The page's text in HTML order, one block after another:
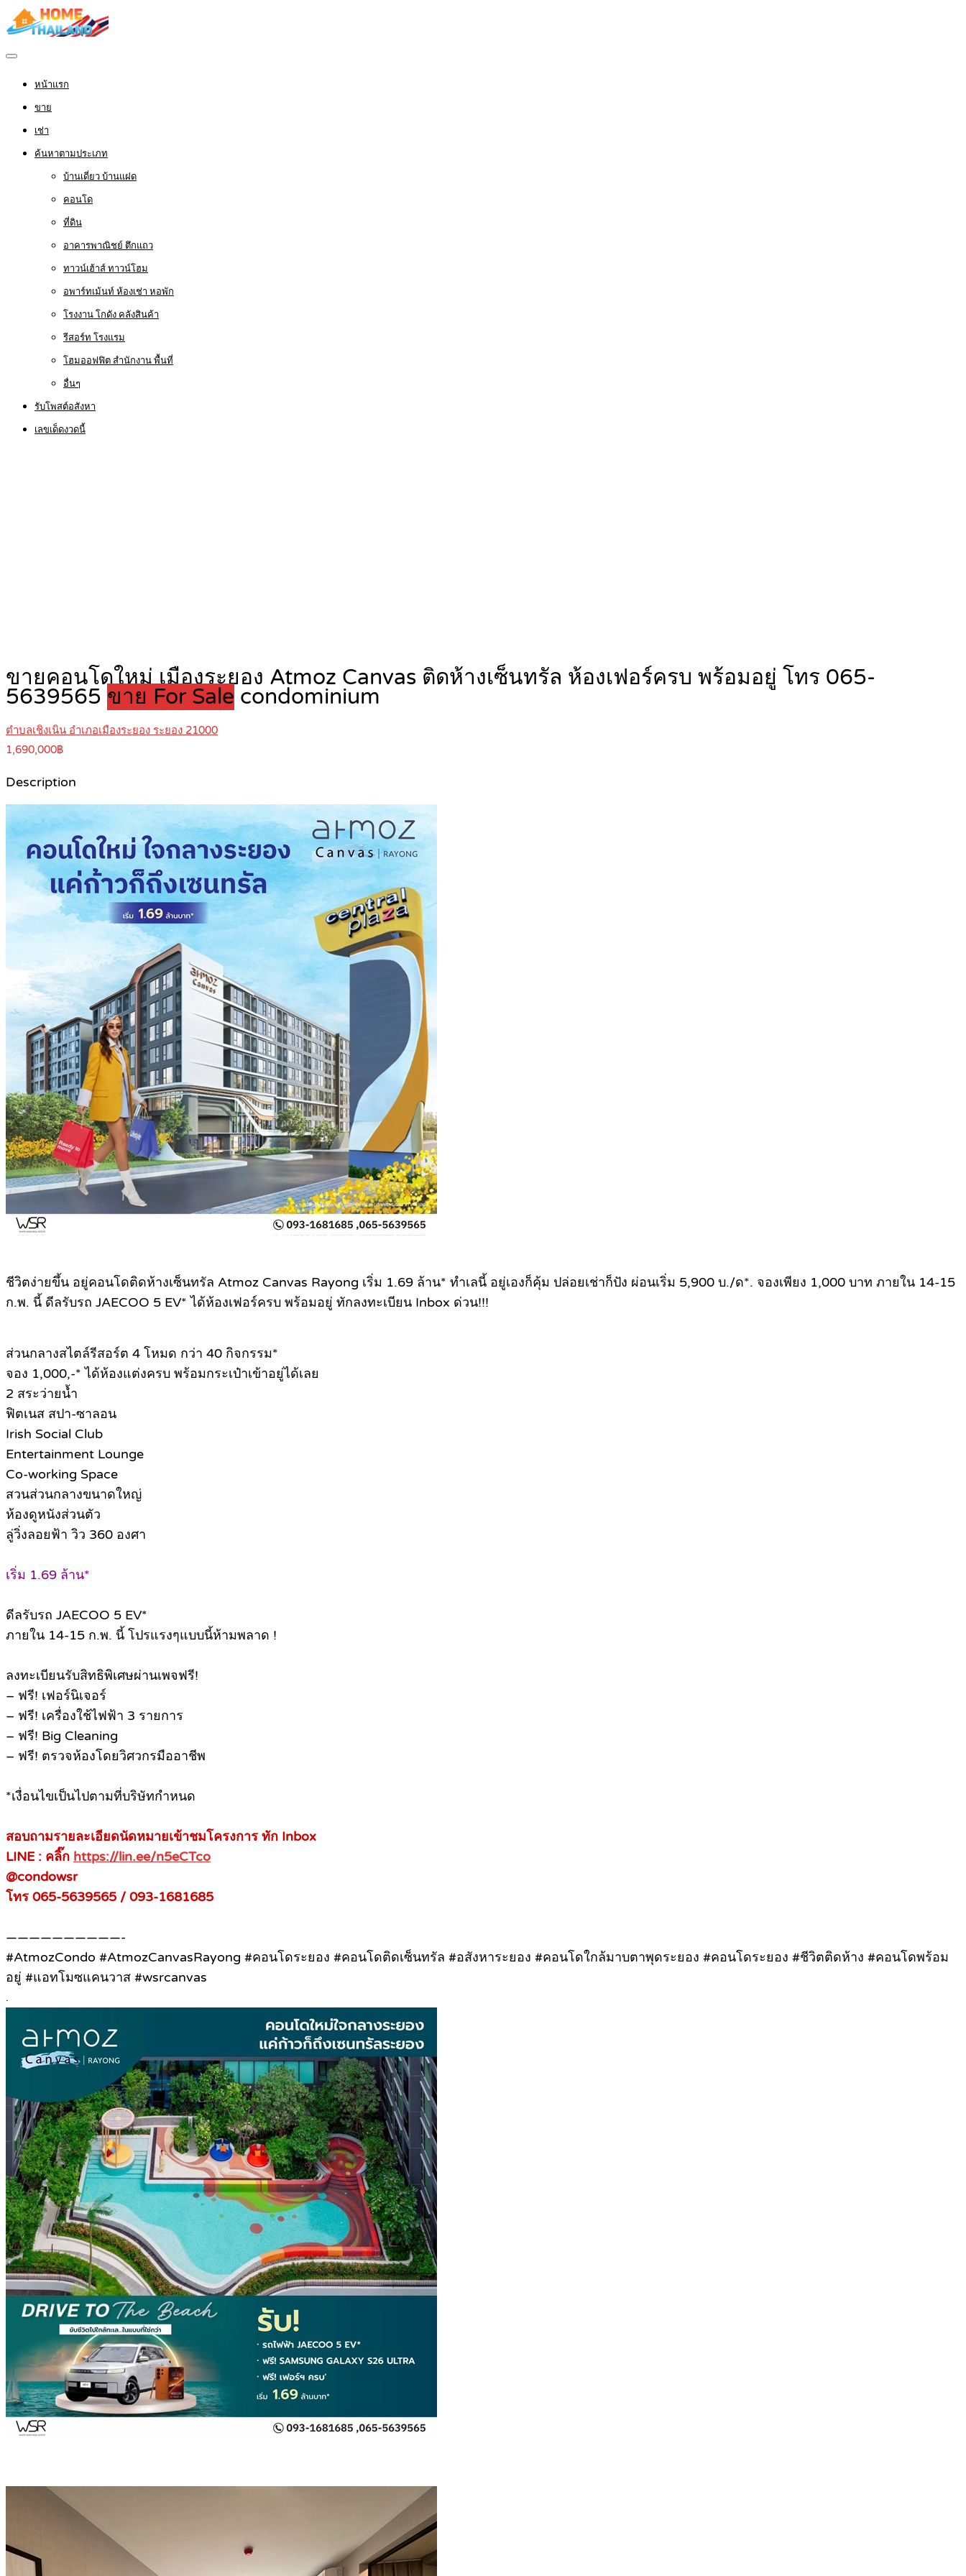
หน้าแรก
ขาย
เช่า
ค้นหาตามประเภท
บ้านเดี่ยว บ้านแฝด
คอนโด
ที่ดิน
อาคารพาณิชย์ ตึกแถว
ทาวน์เฮ้าส์ ทาวน์โฮม
อพาร์ทเม้นท์ ห้องเช่า หอพัก
โรงงาน โกดัง คลังสินค้า
รีสอร์ท โรงแรม
โฮมออฟฟิต สำนักงาน พื้นที่
อื่นๆ
รับโพสต์อสังหา
เลขเด็ดงวดนี้
ขายคอนโดใหม่ เมืองระยอง Atmoz Canvas ติดห้างเซ็นทรัล ห้องเฟอร์ครบ พร้อมอยู่ โทร 065-
5639565 ขาย For Sale condominium
ตำบลเชิงเนิน อำเภอเมืองระยอง ระยอง 21000
1,690,000฿
Description
ชีวิตง่ายขึ้น อยู่คอนโดติดห้างเซ็นทรัล Atmoz Canvas Rayong เริ่ม 1.69 ล้าน* ทำเลนี้ อยู่เองก็คุ้ม ปล่อยเช่าก็ปัง ผ่อนเริ่ม 5,900 บ./ด*. จองเพียง 1,000 บาท ภายใน 14-15
ก.พ. นี้ ดีลรับรถ JAECOO 5 EV* ได้ห้องเฟอร์ครบ พร้อมอยู่ ทักลงทะเบียน Inbox ด่วน!!!
ส่วนกลางสไตล์รีสอร์ต 4 โหมด กว่า 40 กิจกรรม*
จอง 1,000,-* ได้ห้องแต่งครบ พร้อมกระเป๋าเข้าอยู่ได้เลย
2 สระว่ายน้ำ
ฟิตเนส สปา-ซาลอน
Irish Social Club
Entertainment Lounge
Co-working Space
สวนส่วนกลางขนาดใหญ่
ห้องดูหนังส่วนตัว
ลู่วิ่งลอยฟ้า วิว 360 องศา
เริ่ม 1.69 ล้าน*
ดีลรับรถ JAECOO 5 EV*
ภายใน 14-15 ก.พ. นี้ โปรแรงๆแบบนี้ห้ามพลาด !
ลงทะเบียนรับสิทธิพิเศษผ่านเพจฟรี!
– ฟรี! เฟอร์นิเจอร์
– ฟรี! เครื่องใช้ไฟฟ้า 3 รายการ
– ฟรี! Big Cleaning
– ฟรี! ตรวจห้องโดยวิศวกรมืออาชีพ
*เงื่อนไขเป็นไปตามที่บริษัทกำหนด
สอบถามรายละเอียดนัดหมายเข้าชมโครงการ ทัก Inbox
LINE : คลิ๊ก https://lin.ee/n5eCTco
@condowsr
โทร 065-5639565 / 093-1681685
——————————-
#AtmozCondo #AtmozCanvasRayong #คอนโดระยอง #คอนโดติดเซ็นทรัล #อสังหาระยอง #คอนโดใกล้มาบตาพุดระยอง #คอนโดระยอง #ชีวิตติดห้าง #คอนโดพร้อม
อยู่ #แอทโมซแคนวาส #wsrcanvas
.